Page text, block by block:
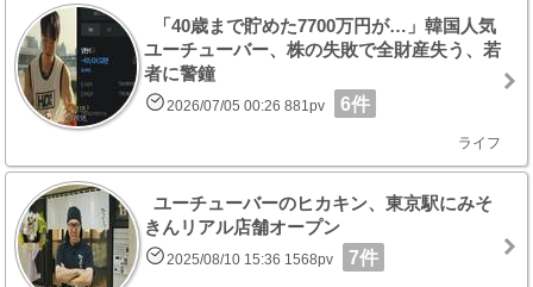
「40歳まで貯めた7700万円が…」韓国人気
ユーチューバー、株の失敗で全財産失う、若
者に警鐘
2026/07/05 00:26 881pv 6件
ライフ
ユーチューバーのヒカキン、東京駅にみそ
きんリアル店舗オープン
2025/08/10 15:36 1568pv 7件